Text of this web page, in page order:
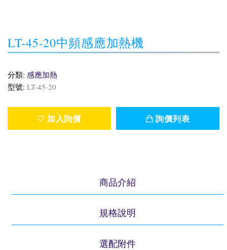
LT-45-20中頻感應加熱機
分類: 感應加熱
型號: LT-45-20
加入詢價 詢價列表
商品介紹
規格說明
選配附件